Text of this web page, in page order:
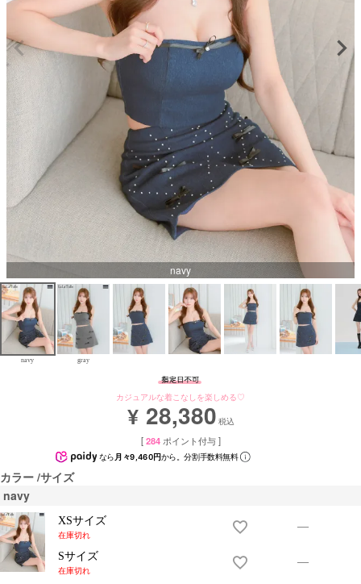
タイトロングドレス
Aラインロングドレス
バースデードレス
navy
navy gray
カジュアルな着こなしを楽しめる♡
¥ 28,380 税込
[ 284 ポイント付与 ]
なら 月々9,460円から。分割手数料無料
カラー サイズ
navy
XSサイズ
在庫切れ
—
Sサイズ
在庫切れ
—